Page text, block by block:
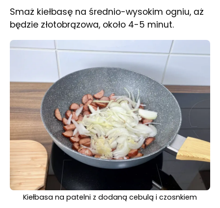
Smaż kiełbasę na średnio-wysokim ogniu, aż
będzie złotobrązowa, około 4-5 minut.
Kiełbasa na patelni z dodaną cebulą i czosnkiem